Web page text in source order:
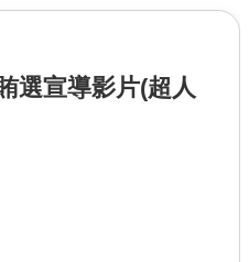
選宣導影片(超人